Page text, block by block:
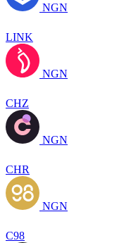
NGN
LINK
NGN
CHZ
NGN
CHR
NGN
C98